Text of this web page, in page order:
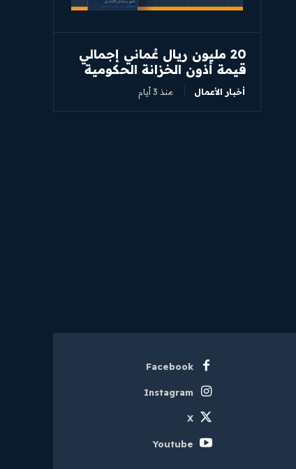
20 مليون ريال عُماني إجمالي
قيمة أذون الخزانة الحكومية
أخبار الأعمال منذ 3 أيام
Facebook
Instagram
X
Youtube